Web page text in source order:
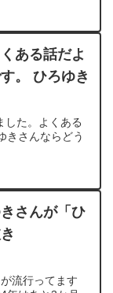
ある話だよ
。 ひろゆき
した。よくある
きさんならどう
さんが「ひ
き
流行ってます